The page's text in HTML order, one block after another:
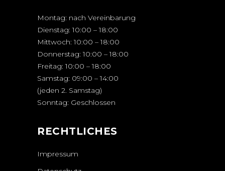
Montag: nach Vereinbarung
Dienstag: 10:00 – 18:00
Mittwoch: 10:00 – 18:00
Donnerstag: 10:00 – 18:00
Freitag: 10:00 – 18:00
Samstag: 09:00 – 14:00
(jeden 2. Samstag)
Sonntag: Geschlossen
RECHTLICHES
Impressum